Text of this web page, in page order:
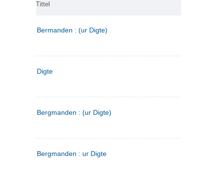
Tittel
Bermanden : (ur Digte)
Digte
Bergmanden : (ur Digte)
Bergmanden : ur Digte